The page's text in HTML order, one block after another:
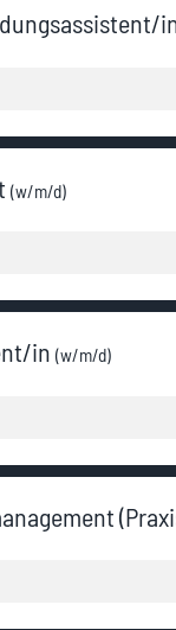
(w/m/d)
in (w/m/d)